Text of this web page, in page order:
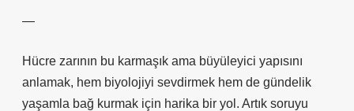
—
Hücre zarının bu karmaşık ama büyüleyici yapısını
anlamak, hem biyolojiyi sevdirmek hem de gündelik
yaşamla bağ kurmak için harika bir yol. Artık soruyu